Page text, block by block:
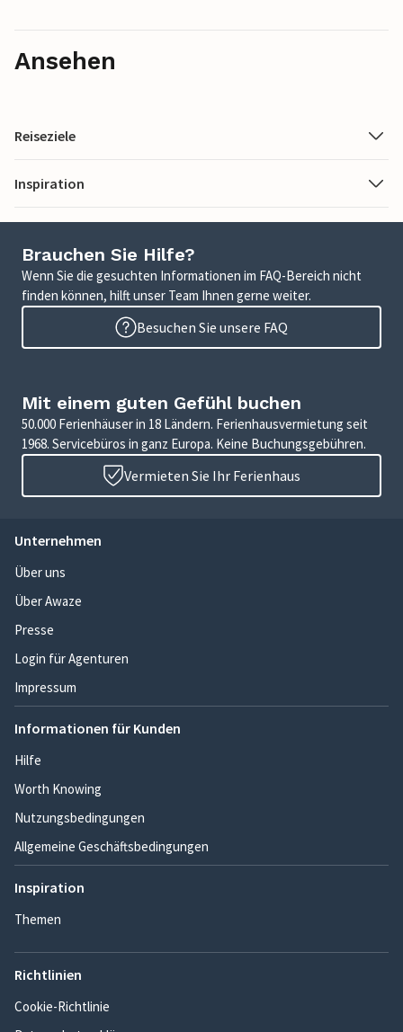
Ansehen
Reiseziele
Inspiration
Brauchen Sie Hilfe?
Wenn Sie die gesuchten Informationen im FAQ-Bereich nicht
finden können, hilft unser Team Ihnen gerne weiter.
Besuchen Sie unsere FAQ
Mit einem guten Gefühl buchen
50.000 Ferienhäuser in 18 Ländern. Ferienhausvermietung seit
1968. Servicebüros in ganz Europa. Keine Buchungsgebühren.
Vermieten Sie Ihr Ferienhaus
Unternehmen
Über uns
Über Awaze
Presse
Login für Agenturen
Impressum
Informationen für Kunden
Hilfe
Worth Knowing
Nutzungsbedingungen
Allgemeine Geschäftsbedingungen
Inspiration
Themen
Richtlinien
Cookie-Richtlinie